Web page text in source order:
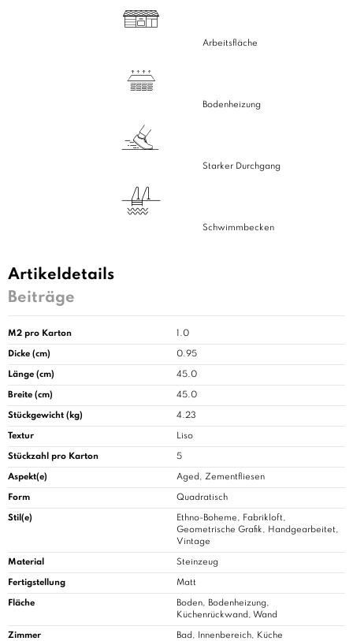
Arbeitsfläche
Bodenheizung
Starker Durchgang
Schwimmbecken
Artikeldetails
Beiträge
M2 pro Karton 1.0
Dicke (cm) 0.95
Länge (cm) 45.0
Breite (cm) 45.0
Stückgewicht (kg) 4.23
Textur Liso
Stückzahl pro Karton 5
Aspekt(e) Aged, Zementfliesen
Form Quadratisch
Stil(e)
Ethno-Boheme, Fabrikloft,
Geometrische Grafik, Handgearbeitet,
Vintage
Material Steinzeug
Fertigstellung Matt
Fläche
Boden, Bodenheizung,
Küchenrückwand, Wand
Zimmer Bad, Innenbereich, Küche